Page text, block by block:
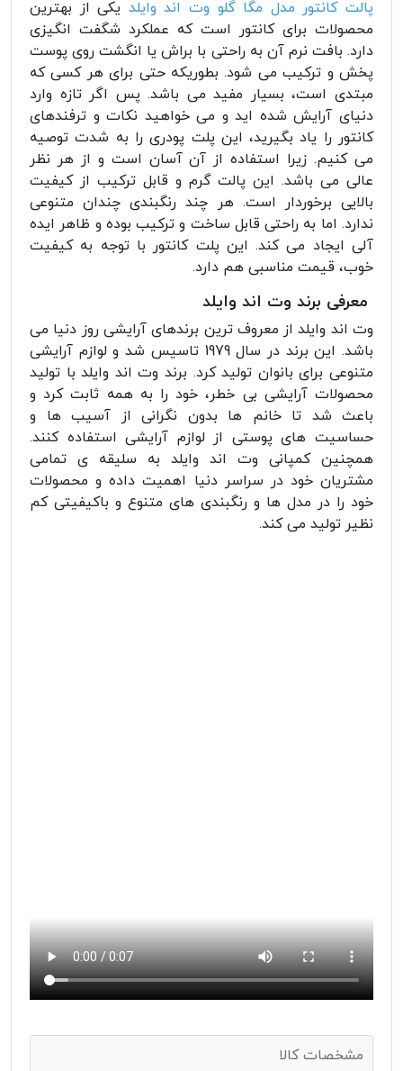
پالت کانتور مدل مگا گلو وت اند وایلد یکی از بهترین
محصولات برای کانتور است که عملکرد شگفت انگیزی
دارد. بافت نرم آن به راحتی با براش یا انگشت روی پوست
پخش و ترکیب می شود. بطوریکه حتی برای هر کسی که
مبتدی است، بسیار مفید می باشد. پس اگر تازه وارد
دنیای آرایش شده اید و می خواهید نکات و ترفندهای
کانتور را یاد بگیرید، این پلت پودری را به شدت توصیه
می کنیم. زیرا استفاده از آن آسان است و از هر نظر
عالی می باشد. این پالت گرم و قابل ترکیب از کیفیت
بالایی برخوردار است. هر چند رنگبندی چندان متنوعی
ندارد. اما به راحتی قابل ساخت و ترکیب بوده و ظاهر ایده
آلی ایجاد می کند. این پلت کانتور با توجه به کیفیت
خوب، قیمت مناسبی هم دارد.
معرفی برند وت اند وایلد
وت اند وایلد از معروف ترین برندهای آرایشی روز دنیا می
باشد. این برند در سال 1979 تاسیس شد و لوازم آرایشی
متنوعی برای بانوان تولید کرد. برند وت اند وایلد با تولید
محصولات آرایشی بی خطر، خود را به همه ثابت کرد و
باعث شد تا خانم ها بدون نگرانی از آسیب ها و
حساسیت های پوستی از لوازم آرایشی استفاده کنند‌.
همچنین کمپانی وت اند وایلد به سلیقه ی تمامی
مشتریان خود در سراسر دنیا اهمیت داده و محصولات
خود را در مدل ها و رنگبندی های متنوع و باکیفیتی کم
نظیر تولید می کند.
مشخصات کالا